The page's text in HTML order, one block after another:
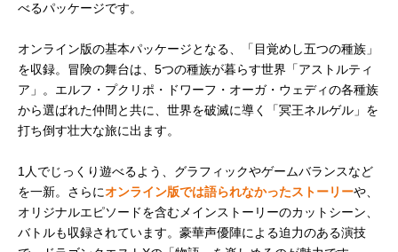
べるパッケージです。
オンライン版の基本パッケージとなる、「目覚めし五つの種族」
を収録。冒険の舞台は、5つの種族が暮らす世界「アストルティ
ア」。エルフ・プクリポ・ドワーフ・オーガ・ウェディの各種族
から選ばれた仲間と共に、世界を破滅に導く「冥王ネルゲル」を
打ち倒す壮大な旅に出ます。
1人でじっくり遊べるよう、グラフィックやゲームバランスなど
を一新。さらにオンライン版では語られなかったストーリーや、
オリジナルエピソードを含むメインストーリーのカットシーン、
バトルも収録されています。豪華声優陣による迫力のある演技